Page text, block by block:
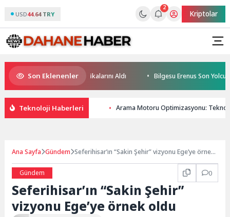
USD44.64 TRY
2
Kriptolar
Son Eklenenler
Yüzücüleri Sertifikalarını Aldı Bilgesu Erenus Son
Teknoloji Haberleri Arama Motoru Optimizasyonu:
Ana Sayfa Gündem Seferihisar’ın “Sakin Şehir” vizyonu Ege’ye örnek
Gündem
0
Seferihisar’ın “Sakin Şehir”
vizyonu Ege’ye örnek oldu